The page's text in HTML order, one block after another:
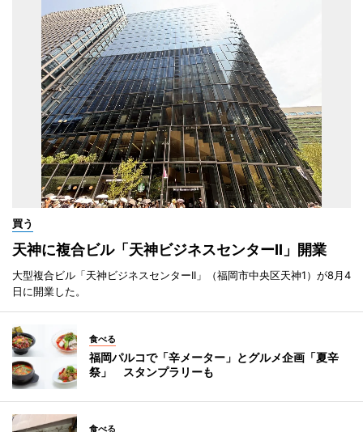
買う
天神に複合ビル「天神ビジネスセンターII」開業
大型複合ビル「天神ビジネスセンターII」（福岡市中央区天神1）が8月4
日に開業した。
食べる
福岡パルコで「辛メーター」とグルメ企画「夏辛
祭」 スタンプラリーも
食べる